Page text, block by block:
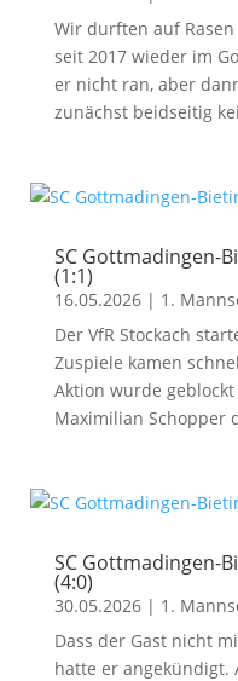
Wir durften auf
seit 2017 wieder im
er nicht ran, aber
zunächst beidseitig
SC Gottmadingen-
(1:1)
16.05.2026| 1.
Der VfR Stockach
Zuspiele kamen
Aktion wurde geblockt
Maximilian Schopper
SC Gottmadingen-
(4:0)
30.05.2026| 1.
Dass der Gast nicht
hatte er angekündigt.